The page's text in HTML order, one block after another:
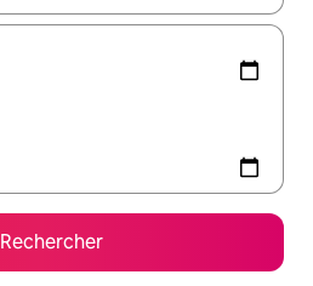
Rechercher